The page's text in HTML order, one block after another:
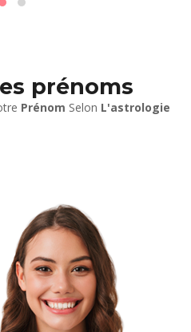
prénoms
Prénom Selon L'astrologie